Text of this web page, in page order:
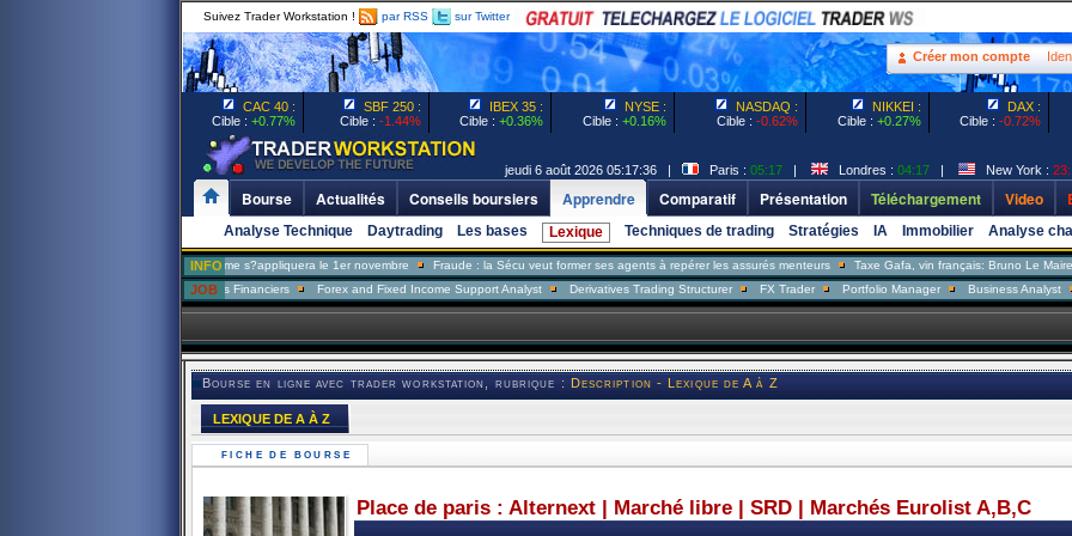
Suivez Trader Workstation ! par RSS sur Twitter
Créer mon compte
CAC 40 :
Cible : +0.77%
SBF 250 :
Cible : -1.44%
IBEX 35 :
Cible : +0.36%
NYSE :
Cible : +0.16%
NASDAQ :
Cible : -0.62%
NIKKEI :
Cible : +0.27%
DAX :
Cible : -0.72%
jeudi 6 août 2026 05:17:36 | Paris : 05:17| Londres : 04:17| New York :
Bourse Actualités Conseils boursiers Apprendre Comparatif Présentation Téléchargement Video
Analyse Technique Daytrading Les bases Lexique Techniques de trading Stratégies IA Immobilier Analyse
INFO
Assurance-chômage: la réforme s?appliquera le 1er novembre Fraude : la Sécu veut former ses agents à repérer les assurés menteurs Taxe Gafa, vin français: Bruno Le Maire répond à
JOB
Analyste Risque Marchés Financiers Forex and Fixed Income Support Analyst Derivatives Trading Structurer FX Trader Portfolio Manager Business Analyst Sales
Bourse en ligne avec trader workstation, rubrique : Description - Lexique de A à Z
LEXIQUE DE A À Z
FICHE DE BOURSE
Place de paris : Alternext | Marché libre | SRD | Marchés Eurolist A,B,C